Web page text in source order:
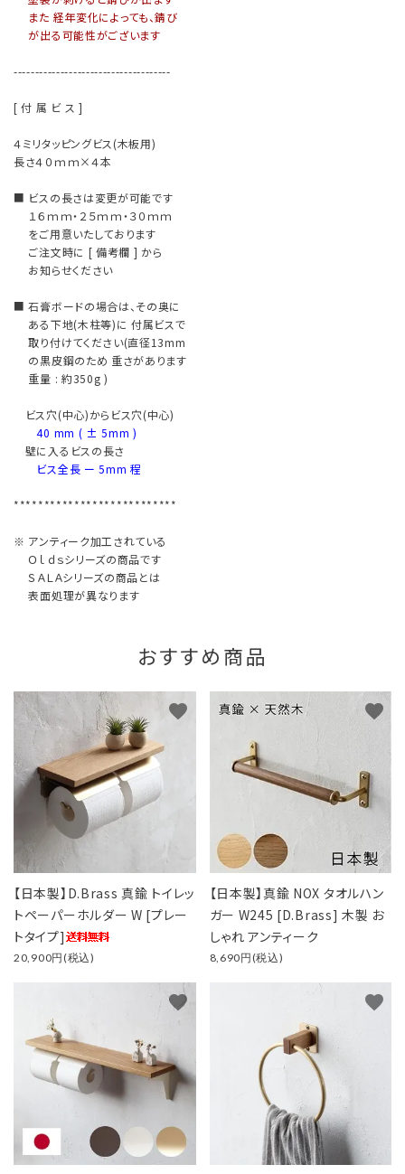
また 経年変化によっても、錆び
が出る可能性がございます
-------------------------------------
[ 付 属 ビ ス ]
４ミリタッピングビス(木板用)
長さ４０ｍｍ×４本
■ ビスの長さは変更が可能です
１６ｍｍ・２５ｍｍ・３０ｍｍ
をご用意いたしております
ご注文時に [ 備考欄 ] から
お知らせください
■ 石膏ボードの場合は、その奥に
ある下地(木柱等)に 付属ビスで
取り付けてください(直径13mm
の黒皮鋼のため 重さがあります
重量 : 約350g )
ビス穴(中心)からビス穴(中心)
40 mm ( ± 5mm )
壁に入るビスの長さ
ビス全長 ー 5mm 程
***************************
※ アンティーク加工されている
Ｏｌｄｓシリーズの商品です
ＳＡＬＡシリーズの商品とは
表面処理が異なります
おすすめ商品
【日本製】D.Brass 真鍮 トイレッ
トペーパーホルダー W [プレー
トタイプ]
20,900円(税込)
favorite
【日本製】真鍮 NOX タオルハン
ガー W245 [D.Brass] 木製 お
しゃれ アンティーク
8,690円(税込)
favorite
favorite favorite